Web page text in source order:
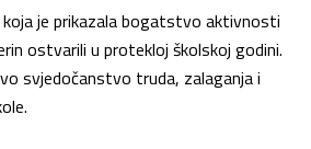
koja je prikazala bogatstvo aktivnosti
ostvarili u protekloj školskoj godini.
svjedočanstvo truda, zalaganja i